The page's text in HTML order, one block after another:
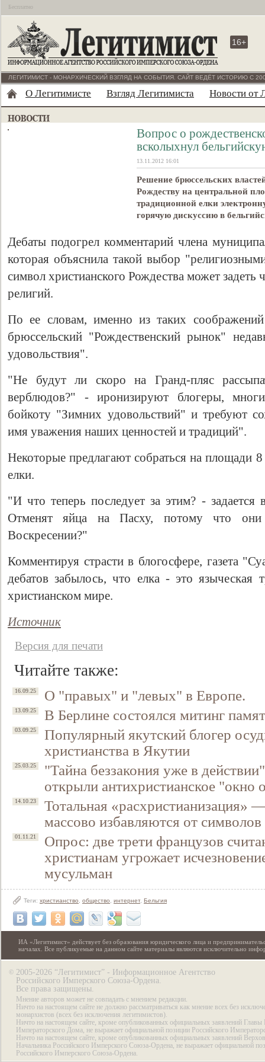
Бесплатно
16+
ЛЕГИТИМИСТ - МОНАРХИЧЕСКИЙ ВЗГЛЯД НА СОБЫТИЯ. САЙТ ВЕДЁТ ИСТОРИЮ С
О Легитимисте Взгляд Легитимиста Новости от
Вопрос о
всколыхнул
13.11.2012 16:01
Решение брюссельских
Рождеству на центральной
традиционной елки
горячую дискуссию в
Дебаты подогрел комментарий члена
которая объяснила такой выбор
символ христианского Рождества может задеть
религий.
По ее словам, именно из таких соображений
брюссельский "Рождественский рынок"
удовольствия".
"Не будут ли скоро на Гранд-пляс
верблюдов?" - иронизируют блогеры,
бойкоту "Зимних удовольствий" и требуют
имя уважения наших ценностей и традиций".
Некоторые предлагают собраться на площади
елки.
"И что теперь последует за этим? -
Отменят яйца на Пасху, потому что они
Воскресении?"
Комментируя страсти в блогосфере, газета
дебатов забылось, что елка - это языческая
христианском мире.
Источник
Версия для печати
Читайте также:
16.09.25 О "правых" и "левых" в Европе.
13.09.25 В Берлине состоялся митинг
03.09.25
Популярный якутский блогер
христианства в Якутии
25.03.25
"Тайна беззакония уже в
открыли антихристианское "окно
14.10.23
Тотальная «расхристианизация»
массово избавляются от
01.11.21
Опрос: две трети французов
христианам угрожает
мусульман
Теги: христианство общество интернет, Бельгия
ИА «Легитимист» действует без образования юридического лица и
началах. Все публикуемые на данном сайте материалы являются исключительно
© 2005-2026 “Легитимист” - Информационное Агентство
Российского Имперского Союза-Ордена.
Все права защищены.
Мнение авторов может не совпадать с мнением редакции.
Ничто на настоящем сайте не должно рассматриваться как мнение всех без
монархистов (всех без исключения легитимистов).
Ничто на настоящем сайте, кроме опубликованных официальных заявлений Главы
Императорского Дома, не выражает официальной позиции Российского
Ничто на настоящем сайте, кроме опубликованных официальных заявлений
Начальника Российского Имперского Союза-Ордена, не выражает официальной
Российского Имперского Союза-Ордена.